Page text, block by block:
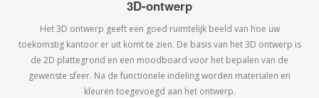
3D-ontwerp
Het 3D ontwerp geeft een goed ruimtelijk beeld van hoe uw
toekomstig kantoor er uit komt te zien. De basis van het 3D ontwerp is
de 2D plattegrond en een moodboard voor het bepalen van de
gewenste sfeer. Na de functionele indeling worden materialen en
kleuren toegevoegd aan het ontwerp.